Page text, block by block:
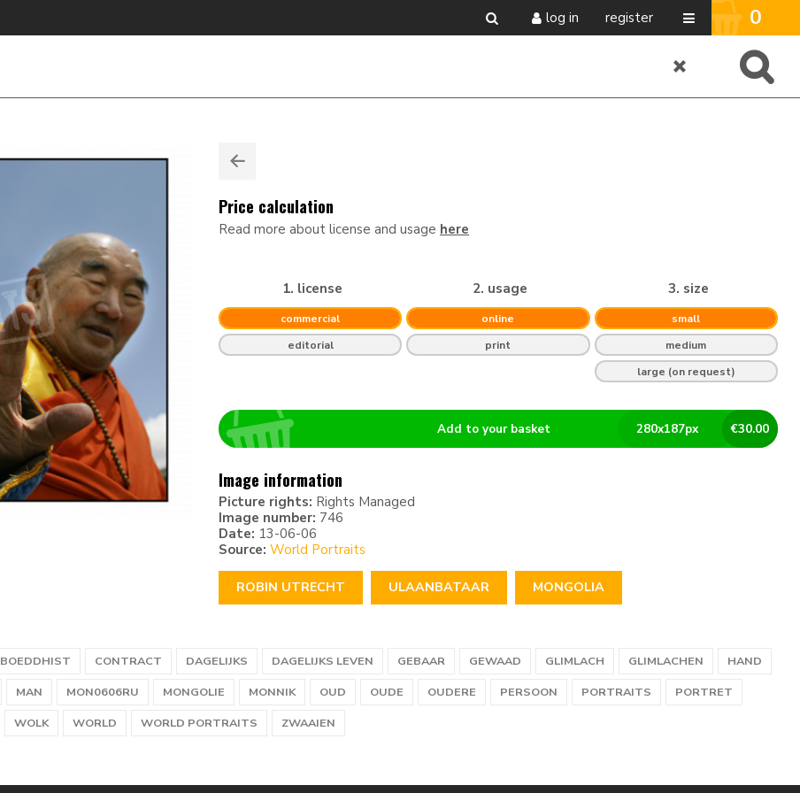
log in register 0
Price calculation
Read more about license and usage here
1. license
commercial
editorial
2. usage
online
print
3. size
small
medium
large (on request)
€30.00
280x187px
Add to your basket
Image information
Picture rights: Rights Managed
Image number: 746
Date: 13-06-06
Source: World Portraits
ROBIN UTRECHT ULAANBATAAR MONGOLIA
BOEDDHIST CONTRACT DAGELIJKS DAGELIJKS LEVEN GEBAAR GEWAAD GLIMLACH GLIMLACHEN
HAND
MAN MON0606RU MONGOLIE MONNIK OUD OUDE OUDERE PERSOON PORTRAITS
PORTRET
WOLK WORLD WORLD PORTRAITS ZWAAIEN